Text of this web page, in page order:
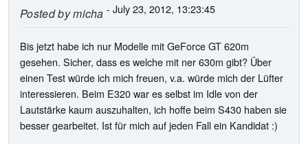
Posted bymicha - July 23, 2012, 13:23:45
Bis jetzt habe ich nur Modelle mit GeForce GT 620m
gesehen. Sicher, dass es welche mit ner 630m gibt? Über
einen Test würde ich mich freuen, v.a. würde mich der Lüfter
interessieren. Beim E320 war es selbst im Idle von der
Lautstärke kaum auszuhalten, ich hoffe beim S430 haben sie
besser gearbeitet. Ist für mich auf jeden Fall ein Kandidat :)